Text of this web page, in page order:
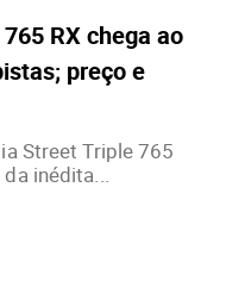
RX chega ao
preço e
Street Triple 765
inédita...